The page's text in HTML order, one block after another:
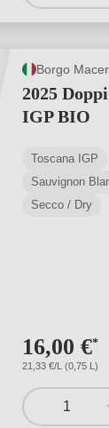
Borgo
2025
IGP BIO
Toscana IGP
Sauvignon
Secco / Dry
16,00 €*
21,33 €/L (0,75 L)
1